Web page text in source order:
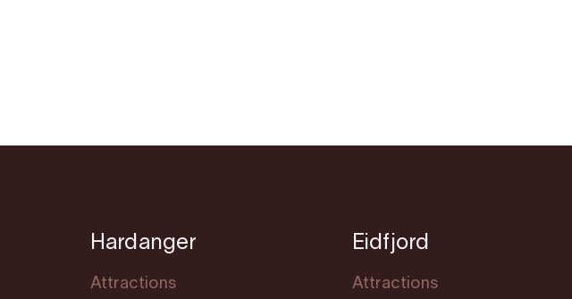
Hardanger
Attractions
Eidfjord
Attractions